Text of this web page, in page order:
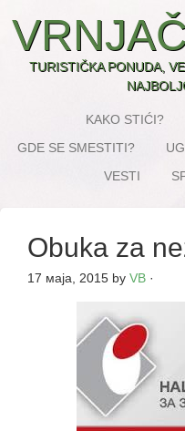
TURISTIČKA PONUDA,
KAKO STIĆI?
GDE SE SMESTITI?
VESTI
Obuka za
17 маја, 2015 by VB ·